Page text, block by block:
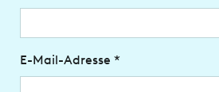
E-Mail-Adresse *